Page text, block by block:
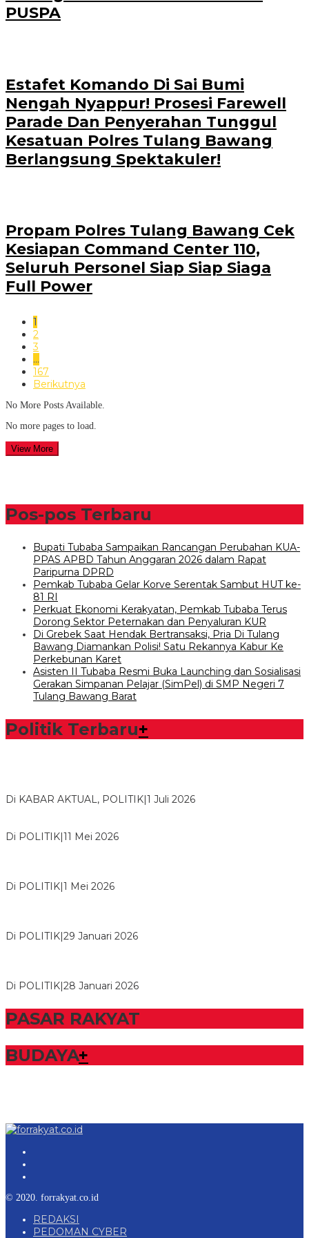
PUSPA
Estafet Komando Di Sai Bumi
Nengah Nyappur! Prosesi Farewell
Parade Dan Penyerahan Tunggul
Kesatuan Polres Tulang Bawang
Berlangsung Spektakuler!
Propam Polres Tulang Bawang Cek
Kesiapan Command Center 110,
Seluruh Personel Siap Siap Siaga
Full Power
1
2
3
…
167
Berikutnya
No More Posts Available.
No more pages to load.
View More
Pos-pos Terbaru
Bupati Tubaba Sampaikan Rancangan Perubahan KUA-
PPAS APBD Tahun Anggaran 2026 dalam Rapat
Paripurna DPRD
Pemkab Tubaba Gelar Korve Serentak Sambut HUT ke-
81 RI
Perkuat Ekonomi Kerakyatan, Pemkab Tubaba Terus
Dorong Sektor Peternakan dan Penyaluran KUR
Di Grebek Saat Hendak Bertransaksi, Pria Di Tulang
Bawang Diamankan Polisi! Satu Rekannya Kabur Ke
Perkebunan Karet
Asisten II Tubaba Resmi Buka Launching dan Sosialisasi
Gerakan Simpanan Pelajar (SimPel) di SMP Negeri 7
Tulang Bawang Barat
Politik Terbaru+
Di KABAR AKTUAL, POLITIK 1 Juli 2026
Di POLITIK 11 Mei 2026
Di POLITIK 1 Mei 2026
Di POLITIK 29 Januari 2026
Di POLITIK 28 Januari 2026
PASAR RAKYAT
BUDAYA+
© 2020. forrakyat.co.id
REDAKSI
PEDOMAN CYBER